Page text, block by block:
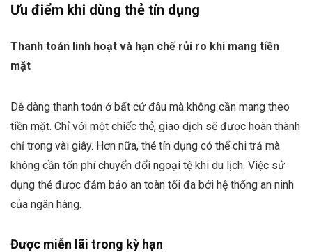
Ưu điểm khi dùng thẻ tín dụng
Thanh toán linh hoạt và hạn chế rủi ro khi mang tiền
mặt
Dễ dàng thanh toán ở bất cứ đâu mà không cần mang theo
tiền mặt. Chỉ với một chiếc thẻ, giao dịch sẽ được hoàn thành
chỉ trong vài giây. Hơn nữa, thẻ tín dụng có thể chi trả mà
không cần tốn phí chuyển đổi ngoại tệ khi du lịch. Việc sử
dụng thẻ được đảm bảo an toàn tối đa bởi hệ thống an ninh
của ngân hàng.
Được miễn lãi trong kỳ hạn